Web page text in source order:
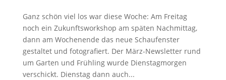
Ganz schön viel los war diese Woche: Am Freitag
noch ein Zukunftsworkshop am späten Nachmittag,
dann am Wochenende das neue Schaufenster
gestaltet und fotografiert. Der März-Newsletter rund
um Garten und Frühling wurde Dienstagmorgen
verschickt. Dienstag dann auch...